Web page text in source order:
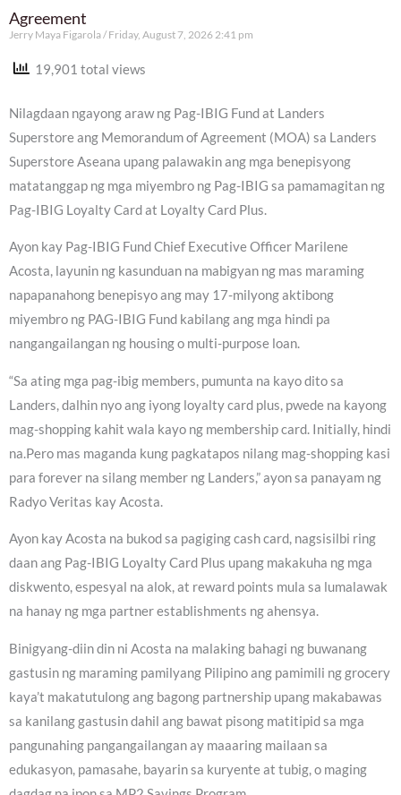
Agreement
Jerry Maya Figarola Friday, August 7, 2026 2:41 pm
19,901 total views
Nilagdaan ngayong araw ng Pag-IBIG Fund at Landers
Superstore ang Memorandum of Agreement (MOA) sa Landers
Superstore Aseana upang palawakin ang mga benepisyong
matatanggap ng mga miyembro ng Pag-IBIG sa pamamagitan ng
Pag-IBIG Loyalty Card at Loyalty Card Plus.
Ayon kay Pag-IBIG Fund Chief Executive Officer Marilene
Acosta, layunin ng kasunduan na mabigyan ng mas maraming
napapanahong benepisyo ang may 17-milyong aktibong
miyembro ng PAG-IBIG Fund kabilang ang mga hindi pa
nangangailangan ng housing o multi-purpose loan.
“Sa ating mga pag-ibig members, pumunta na kayo dito sa
Landers, dalhin nyo ang iyong loyalty card plus, pwede na kayong
mag-shopping kahit wala kayo ng membership card. Initially, hindi
na.Pero mas maganda kung pagkatapos nilang mag-shopping kasi
para forever na silang member ng Landers,” ayon sa panayam ng
Radyo Veritas kay Acosta.
Ayon kay Acosta na bukod sa pagiging cash card, nagsisilbi ring
daan ang Pag-IBIG Loyalty Card Plus upang makakuha ng mga
diskwento, espesyal na alok, at reward points mula sa lumalawak
na hanay ng mga partner establishments ng ahensya.
Binigyang-diin din ni Acosta na malaking bahagi ng buwanang
gastusin ng maraming pamilyang Pilipino ang pamimili ng grocery
kaya’t makatutulong ang bagong partnership upang makabawas
sa kanilang gastusin dahil ang bawat pisong matitipid sa mga
pangunahing pangangailangan ay maaaring mailaan sa
edukasyon, pamasahe, bayarin sa kuryente at tubig, o maging